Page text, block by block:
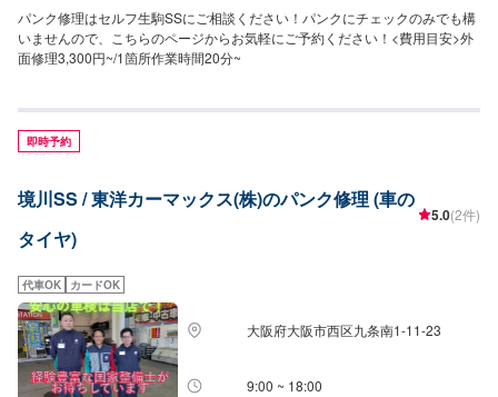
パンク修理はセルフ生駒SSにご相談ください！パンクにチェックのみでも構
いませんので、こちらのページからお気軽にご予約ください！<費用目安>外
面修理3,300円~/1箇所作業時間20分~
即時予約
境川SS / 東洋カーマックス(株)のパンク修理 (車の
タイヤ)
5.0(2件)
代車OK カードOK
大阪府大阪市西区九条南1-11-23
9:00 ~ 18:00